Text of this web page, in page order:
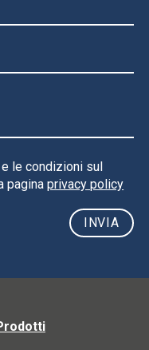
le condizioni sul
paginaprivacy policy